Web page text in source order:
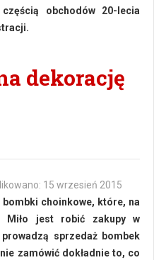
obchodów 20-lecia
dekorację
15 wrzesień 2015
bombki choinkowe, które, na
Miło jest robić zakupy w
sprzedaż bombek
zamówić dokładnie to, co